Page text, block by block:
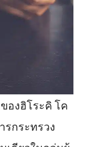
องฮิโระคิ โค
กระทรวง